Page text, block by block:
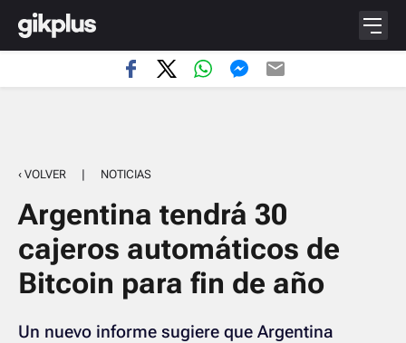
‹ VOLVER | NOTICIAS
Argentina tendrá 30
cajeros automáticos de
Bitcoin para fin de año
Un nuevo informe sugiere que Argentina